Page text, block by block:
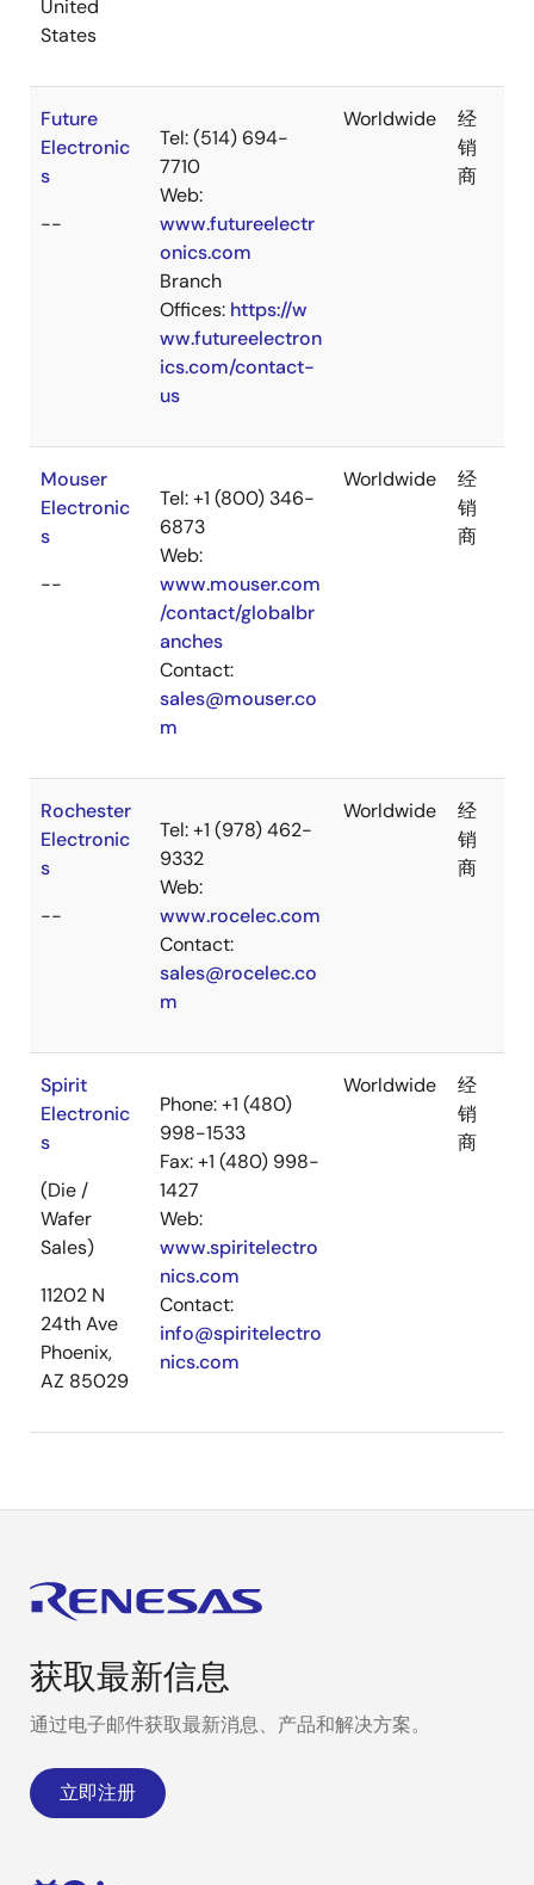
United
States
Future
Electronic
s
--
Tel: (514) 694-
7710
Web:
www.futureelectr
onics.com
Branch
Offices: https://w
ww.futureelectron
ics.com/contact-
us
Worldwide
经
销
商
Mouser
Electronic
s
--
Tel: +1 (800) 346-
6873
Web:
www.mouser.com
/contact/globalbr
anches
Contact:
sales@mouser.co
m
Worldwide
经
销
商
Rochester
Electronic
s
--
Tel: +1 (978) 462-
9332
Web:
www.rocelec.com
Contact:
sales@rocelec.co
m
Worldwide
经
销
商
Spirit
Electronic
s
(Die /
Wafer
Sales)
11202 N
24th Ave
Phoenix,
AZ 85029
Phone: +1 (480)
998-1533
Fax: +1 (480) 998-
1427
Web:
www.spiritelectro
nics.com
Contact:
info@spiritelectro
nics.com
Worldwide
经
销
商
获取最新信息
通过电子邮件获取最新消息、产品和解决方案。
立即注册